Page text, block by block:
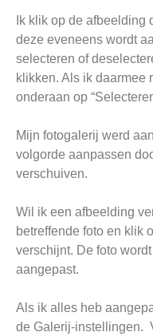
Ik klik op de
deze eveneens wordt
selecteren of
klikken. Als ik daarmee
onderaan op
Mijn fotogalerij werd
volgorde aanpassen
verschuiven.
Wil ik een afbeelding
betreffende foto en klik
verschijnt. De foto
aangepast.
Als ik alles heb
de Galerij-instellingen.